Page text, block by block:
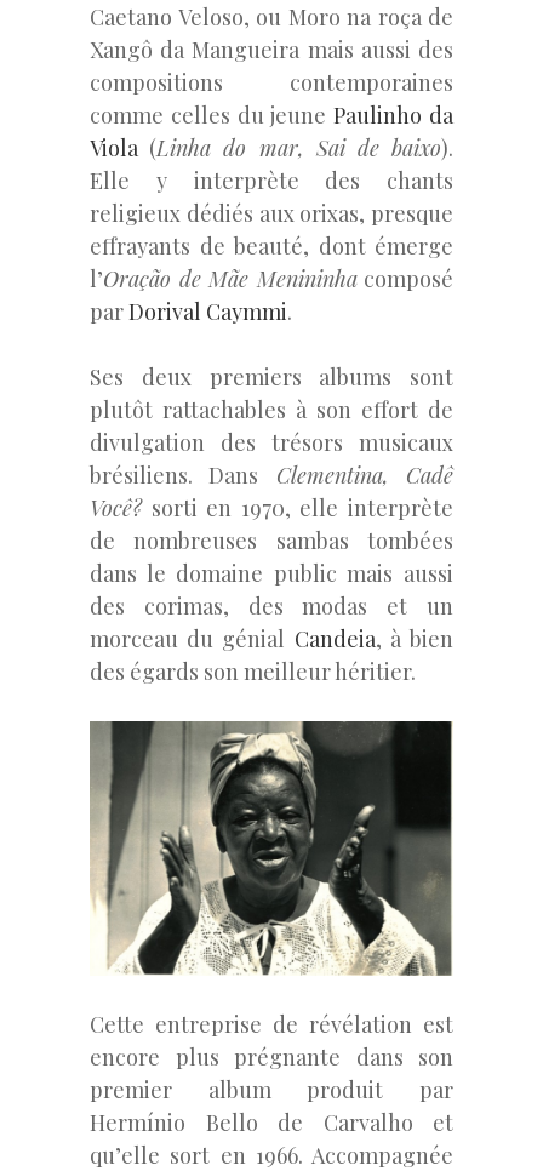
Caetano Veloso, ou Moro na roça de
Xangô da Mangueira mais aussi des
compositions contemporaines
comme celles du jeunePaulinho da
Viola (Linha do mar, Sai de baixo).
Elle y interprète des chants
religieux dédiés aux orixas, presque
effrayants de beauté, dont émerge
l’Oração de Mãe Menininhacomposé
parDorival Caymmi.
Ses deux premiers albums sont
plutôt rattachables à son effort de
divulgation des trésors musicaux
brésiliens. Dans Clementina, Cadê
Você?sorti en 1970, elle interprète
de nombreuses sambas tombées
dans le domaine public mais aussi
des corimas, des modas et un
morceau du génial Candeia, à bien
des égards son meilleur héritier.
Cette entreprise de révélation est
encore plus prégnante dans son
premier album produit par
Hermínio Bello de Carvalho et
qu’elle sort en 1966. Accompagnée